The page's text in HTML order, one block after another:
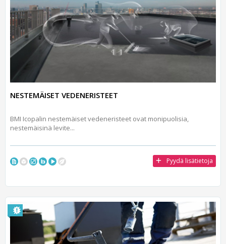
NESTEMÄISET VEDENERISTEET
BMI Icopalin nestemäiset vedeneristeet ovat monipuolisia,
nestemäisinä levite...
Pyydä lisätietoja